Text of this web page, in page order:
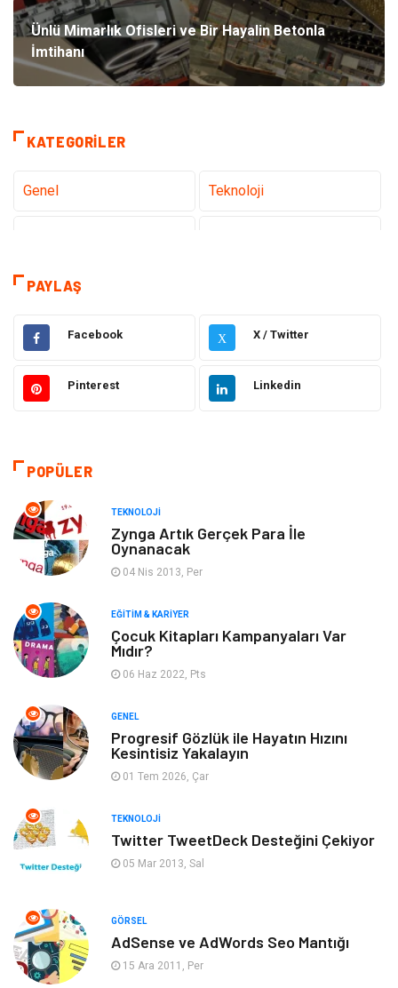
Ünlü Mimarlık Ofisleri ve Bir Hayalin Betonla
İmtihanı
KATEGORILER
Genel Teknoloji
Eğitim & Kariyer
Giyim Elektrik & Elektronik
Gıda Hukuk
Seo Teknikleri
Güzellik & Bakım
Emlak
Mobilya
Finans & Ekonomi
Domain
Makaleler Bebek Giyim
Programlama Algoritma
hizmetlerimiz Kültür
Spor Malzemeleri
PAYLAŞ
Facebook X X / Twitter
Pinterest Linkedin
POPÜLER
TEKNOLOJI
Zynga Artık Gerçek Para İle
Oynanacak
04 Nis 2013, Per
EĞITIM & KARIYER
Çocuk Kitapları Kampanyaları Var
Mıdır?
06 Haz 2022, Pts
GENEL
Progresif Gözlük ile Hayatın Hızını
Kesintisiz Yakalayın
01 Tem 2026, Çar
TEKNOLOJI
Twitter TweetDeck Desteğini Çekiyor
05 Mar 2013, Sal
GÖRSEL
AdSense ve AdWords Seo Mantığı
15 Ara 2011, Per